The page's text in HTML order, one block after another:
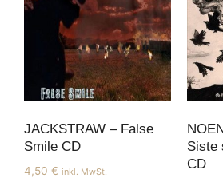
JACKSTRAW – False
Smile CD
4,50 € inkl. MwSt.
Siste
CD